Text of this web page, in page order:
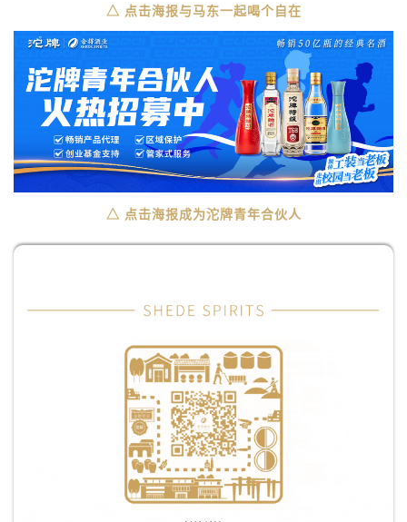
△ 点击海报与马东一起喝个自在
△ 点击海报成为沱牌青年合伙人